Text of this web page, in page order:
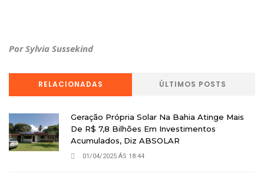
Por Sylvia Sussekind
RELACIONADAS ÚLTIMOS POSTS
Geração Própria Solar Na Bahia Atinge Mais
De R$ 7,8 Bilhões Em Investimentos
Acumulados, Diz ABSOLAR
01/04/2025 ÁS 18:44